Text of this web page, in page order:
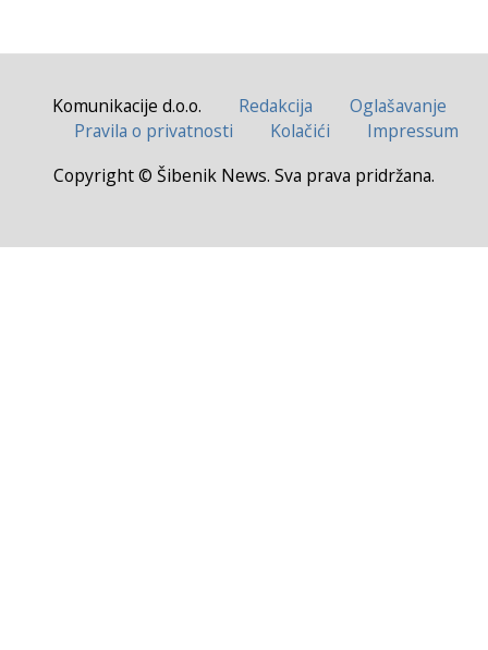
Komunikacije d.o.o. Redakcija
Oglašavanje
Pravila o privatnosti
Kolačići
Impressum
Copyright © Šibenik News. Sva prava pridržana.